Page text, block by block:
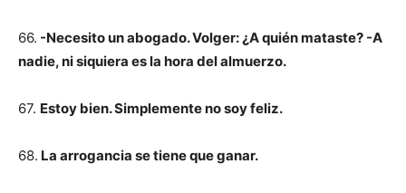
66. -Necesito un abogado. Volger: ¿A quién mataste? -A
nadie, ni siquiera es la hora del almuerzo.
67. Estoy bien. Simplemente no soy feliz.
68. La arrogancia se tiene que ganar.